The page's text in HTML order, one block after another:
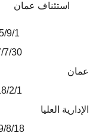
استئناف عمان
9/1
7/30
عمان
2/1
الإدارية العليا